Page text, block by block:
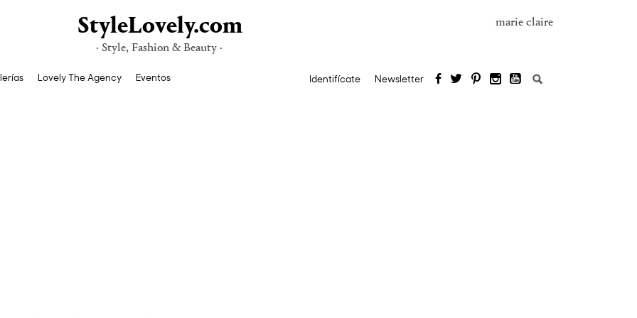
StyleLovely.com
· Style, Fashion & Beauty ·
marie claire
Lovely The Agency Eventos Identifícate Newsletter Buscar: